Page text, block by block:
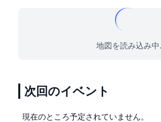
地図を読み込み中
次回のイベント
現在のところ予定されていません。